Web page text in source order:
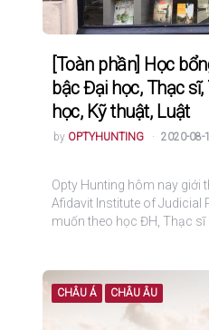
[Toàn phần] Học
bậc Đại học, Thạc
học, Kỹ thuật, Luật
POSTED
by OPTYHUNTING 2020-08-
Opty Hunting hôm nay giới
Afidavit Institute of Judicial
muốn theo học ĐH, Thạc sĩ
CHÂU Á CHÂU ÂU